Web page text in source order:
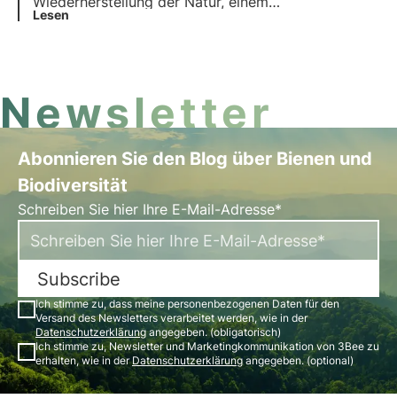
Schlüsselelement des Europäischen Green Deal,
Lesen
Newsletter
Abonnieren Sie den Blog über Bienen und
Biodiversität
Schreiben Sie hier Ihre E-Mail-Adresse*
Subscribe
Ich stimme zu, dass meine personenbezogenen Daten für den
Versand des Newsletters verarbeitet werden, wie in der
Datenschutzerklärungangegeben. (obligatorisch)
Ich stimme zu, Newsletter und Marketingkommunikation von 3Bee zu
erhalten, wie in derDatenschutzerklärungangegeben. (optional)